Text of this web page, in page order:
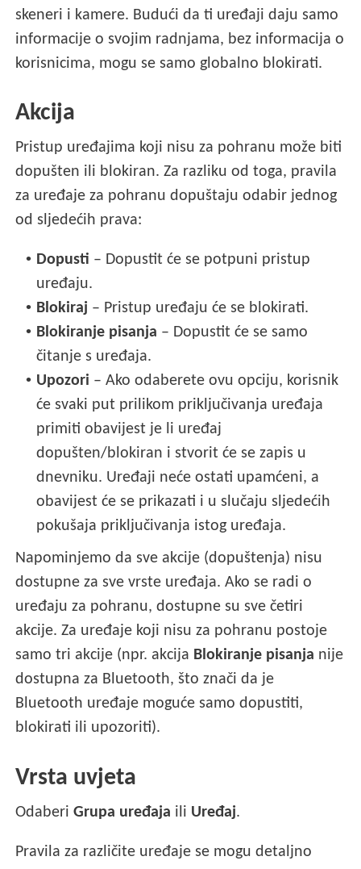
skeneri i kamere. Budući da ti uređaji daju samo
informacije o svojim radnjama, bez informacija o
korisnicima, mogu se samo globalno blokirati.
Akcija
Pristup uređajima koji nisu za pohranu može biti
dopušten ili blokiran. Za razliku od toga, pravila
za uređaje za pohranu dopuštaju odabir jednog
od sljedećih prava:
• Dopusti – Dopustit će se potpuni pristup
uređaju.
• Blokiraj – Pristup uređaju će se blokirati.
• Blokiranje pisanja – Dopustit će se samo
čitanje s uređaja.
• Upozori – Ako odaberete ovu opciju, korisnik
će svaki put prilikom priključivanja uređaja
primiti obavijest je li uređaj
dopušten/blokiran i stvorit će se zapis u
dnevniku. Uređaji neće ostati upamćeni, a
obavijest će se prikazati i u slučaju sljedećih
pokušaja priključivanja istog uređaja.
Napominjemo da sve akcije (dopuštenja) nisu
dostupne za sve vrste uređaja. Ako se radi o
uređaju za pohranu, dostupne su sve četiri
akcije. Za uređaje koji nisu za pohranu postoje
samo tri akcije (npr. akcija Blokiranje pisanja nije
dostupna za Bluetooth, što znači da je
Bluetooth uređaje moguće samo dopustiti,
blokirati ili upozoriti).
Vrsta uvjeta
OdaberiGrupa uređaja ili Uređaj.
Pravila za različite uređaje se mogu detaljno